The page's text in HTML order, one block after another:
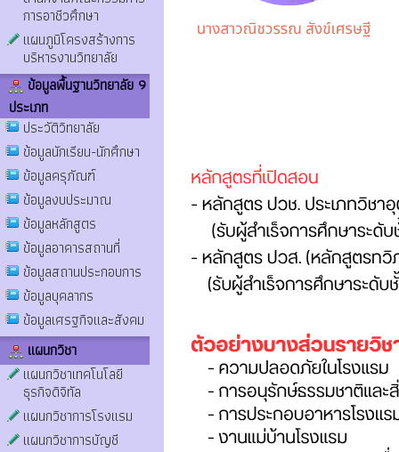
การอาชีวศึกษา
แผนภูมิโครงสร้างการ
บริหารงานวิทยาลัย
ข้อมูลพื้นฐานวิทยาลัย 9
ประเภท
ประวัติวิทยาลัย
ข้อมูลนักเรียน-นักศึกษา
ข้อมูลครุภัณฑ์
ข้อมูลงบประมาณ
ข้อมูลหลักสูตร
ข้อมูลอาคารสถานที่
ข้อมูลสถานประกอบการ
ข้อมูลบุคลากร
ข้อมูลเศรฐกิจและสังคม
แผนกวิชา
แผนกวิชาเทคโนโลยี
ธุรกิจดิจิทัล
แผนกวิชาการโรงแรม
แผนกวิชาการบัญชี